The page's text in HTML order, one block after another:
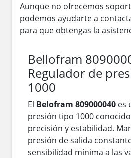
Aunque no ofrecemos
podemos ayudarte a
para que obtengas la
Bellofram
Regulador de
1000
El Belofram 809000040 es
presión tipo 1000
precisión y estabilidad.
presión de salida
sensibilidad mínima a las